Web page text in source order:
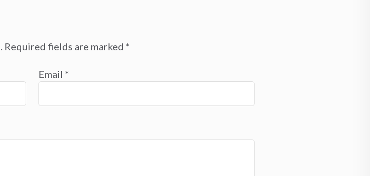
Required fields are marked *
Email *